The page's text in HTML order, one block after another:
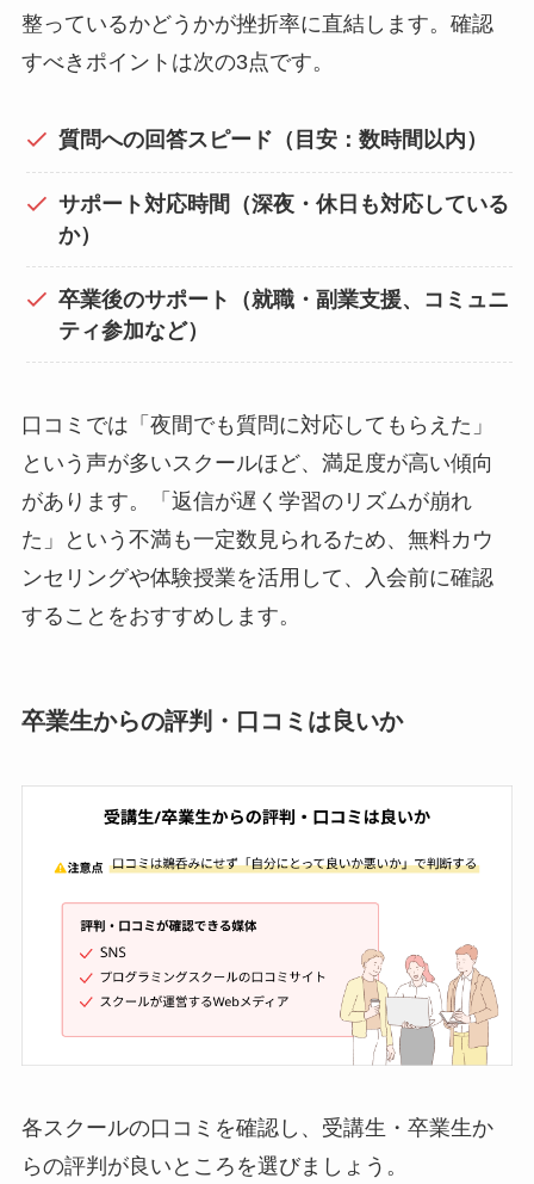
整っているかどうかが挫折率に直結します。確認
すべきポイントは次の3点です。
質問への回答スピード（目安：数時間以内）
サポート対応時間（深夜・休日も対応している
か）
卒業後のサポート（就職・副業支援、コミュニ
ティ参加など）
口コミでは「夜間でも質問に対応してもらえた」
という声が多いスクールほど、満足度が高い傾向
があります。「返信が遅く学習のリズムが崩れ
た」という不満も一定数見られるため、無料カウ
ンセリングや体験授業を活用して、入会前に確認
することをおすすめします。
卒業生からの評判・口コミは良いか
各スクールの口コミを確認し、受講生・卒業生か
らの評判が良いところを選びましょう。